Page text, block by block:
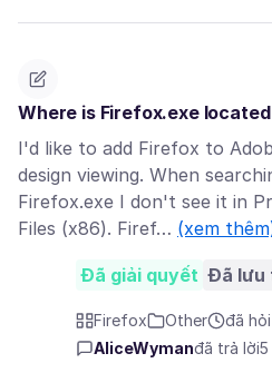
Where is Firefox.exe located
I'd like to add Firefox to
design viewing. When
Firefox.exe I don't see it in
Files (x86). Firef… (xem
Đã giải quyết Đã lưu
Firefox Other
đã
AliceWymanđã trả lời5